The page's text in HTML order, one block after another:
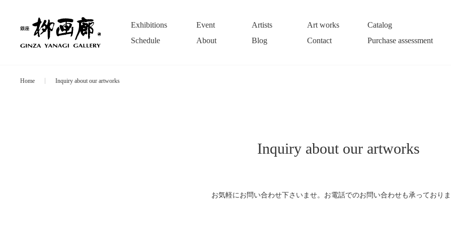
Exhibitions Event Artists Art works
Catalog
Schedule
About Blog Contact Purchase assessment
Home Inquiry about our artworks
Inquiry about our artworks
お気軽にお問い合わせ下さいませ。お電話でのお問い合わせも承っており